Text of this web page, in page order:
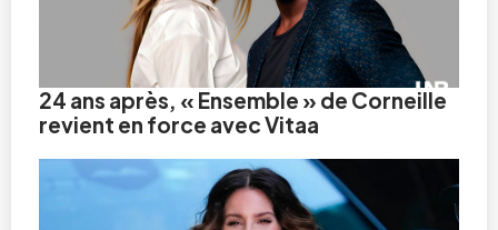
24 ans après, « Ensemble » de Corneille
revient en force avec Vitaa